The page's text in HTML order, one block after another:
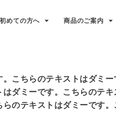
初めての方へ 商品のご案内
こちらのテキストはダミ
ダミーです。こちらのテ
のテキストはダミーです